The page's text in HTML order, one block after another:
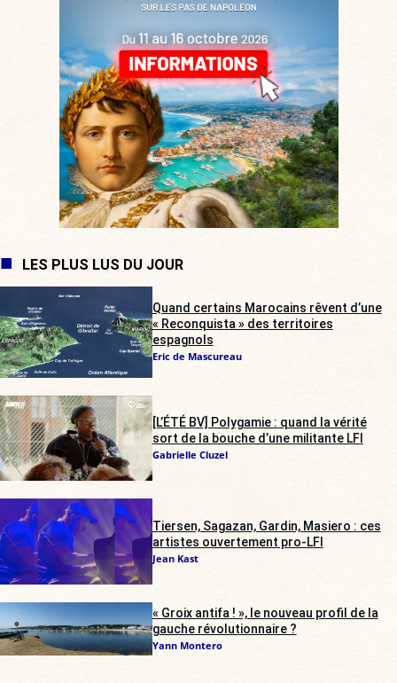
LES PLUS LUS DU JOUR
Quand certains Marocains rêvent d’une
« Reconquista » des territoires
espagnols
Eric de Mascureau
[L’ÉTÉ BV] Polygamie : quand la vérité
sort de la bouche d’une militante LFI
Gabrielle Cluzel
Tiersen, Sagazan, Gardin, Masiero : ces
artistes ouvertement pro-LFI
Jean Kast
« Groix antifa ! », le nouveau profil de la
gauche révolutionnaire ?
Yann Montero